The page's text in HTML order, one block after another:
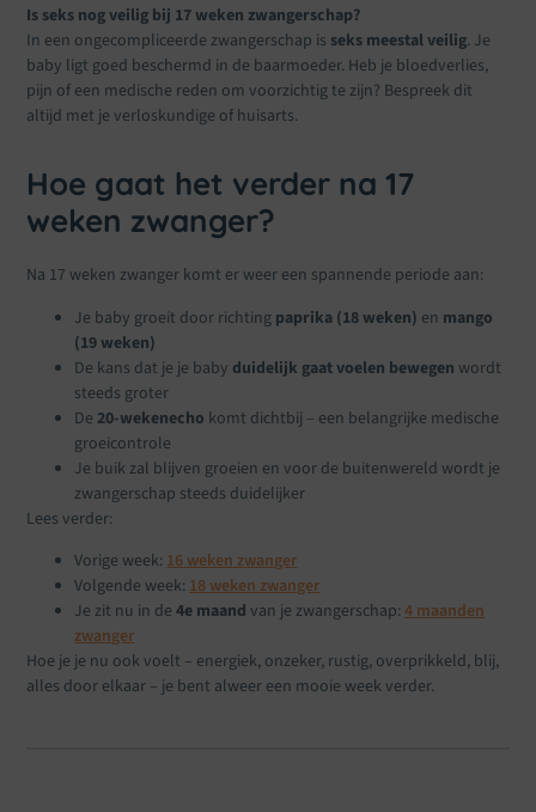
Is seks nog veilig bij 17 weken zwangerschap?
In een ongecompliceerde zwangerschap is seks meestal veilig. Je
baby ligt goed beschermd in de baarmoeder. Heb je bloedverlies,
pijn of een medische reden om voorzichtig te zijn? Bespreek dit
altijd met je verloskundige of huisarts.
Hoe gaat het verder na 17
weken zwanger?
Na 17 weken zwanger komt er weer een spannende periode aan:
Je baby groeit door richting paprika (18 weken) en mango
(19 weken)
De kans dat je je baby duidelijk gaat voelen bewegen wordt
steeds groter
De20-wekenecho komt dichtbij – een belangrijke medische
groeicontrole
Je buik zal blijven groeien en voor de buitenwereld wordt je
zwangerschap steeds duidelijker
Lees verder:
Vorige week:16 weken zwanger
Volgende week:18 weken zwanger
Je zit nu in de4e maand van je zwangerschap:4 maanden
zwanger
Hoe je je nu ook voelt – energiek, onzeker, rustig, overprikkeld, blij,
alles door elkaar – je bent alweer een mooie week verder.